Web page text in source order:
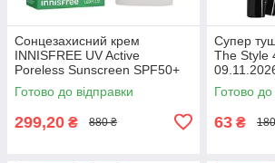
Сонцезахисний крем
INNISFREE UV Active
Poreless Sunscreen SPF50+
PA (Термін 22.06.2026 р)
Готово до відправки
299,20 ₴ 880 ₴
Супер
The Style
Готово до
63 ₴